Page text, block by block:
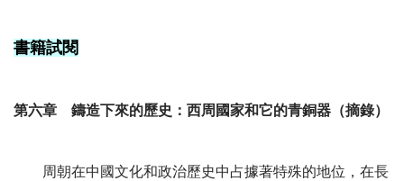
書籍試閱
第六章 鑄造下來的歷史：西周國家和它的青銅器（摘錄）
周朝在中國文化和政治歷史中占據著特殊的地位，在長